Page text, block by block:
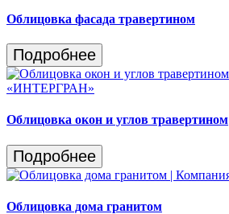
Облицовка фасада травертином
Подробнее
Облицовка окон и углов травертином
Подробнее
Облицовка дома гранитом